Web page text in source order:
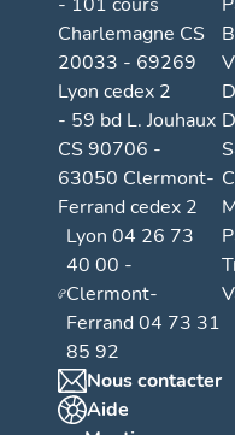
Charlemagne CS
20033 - 69269
Lyon cedex 2
- 59 bd L. Jouhaux
CS 90706 -
63050 Clermont-
Ferrand cedex 2
Lyon 04 26 73
40 00 -
Clermont-
Ferrand 04 73 31
85 92
Nous contacter
Aide